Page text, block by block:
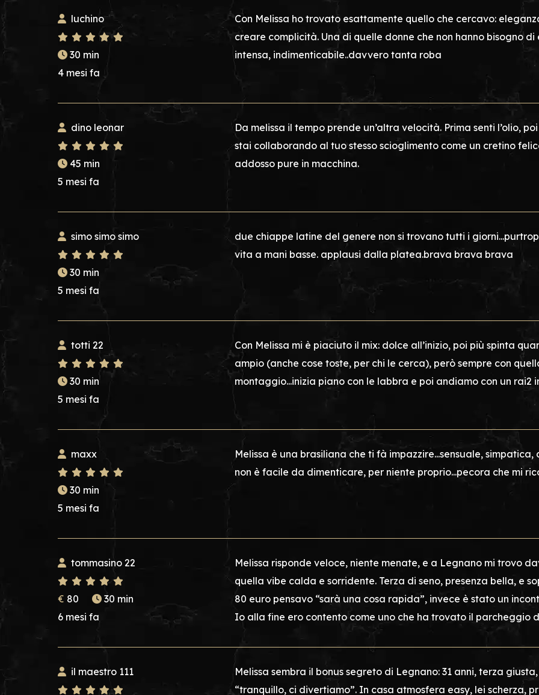
luchino
30 min
4 mesi fa
Con Melissa ho trovato esattamente quello che cercavo:
creare complicità. Una di quelle donne che non hanno bisogno
intensa, indimenticabile..davvero tanta roba
dino leonar
45 min
5 mesi fa
Da melissa il tempo prende un’altra velocità. Prima senti l’olio,
stai collaborando al tuo stesso scioglimento come un cretino
addosso pure in macchina.
simo simo simo
30 min
5 mesi fa
due chiappe latine del genere non si trovano tutti i
vita a mani basse. applausi dalla platea.brava brava brava
totti 22
30 min
5 mesi fa
Con Melissa mi è piaciuto il mix: dolce all’inizio, poi più spinta
ampio (anche cose toste, per chi le cerca), però sempre con
montaggio...inizia piano con le labbra e poi andiamo con un rai2
maxx
30 min
5 mesi fa
Melissa è una brasiliana che ti fà impazzire...sensuale,
non è facile da dimenticare, per niente proprio...pecora che mi
tommasino 22
€ 80
30 min
6 mesi fa
Melissa risponde veloce, niente menate, e a Legnano mi trovo
quella vibe calda e sorridente. Terza di seno, presenza bella, e
80 euro pensavo “sarà una cosa rapida”, invece è stato un
Io alla fine ero contento come uno che ha trovato il parcheggio
il maestro 111
Melissa sembra il bonus segreto di Legnano: 31 anni, terza
“tranquillo, ci divertiamo”. In casa atmosfera easy, lei scherza,